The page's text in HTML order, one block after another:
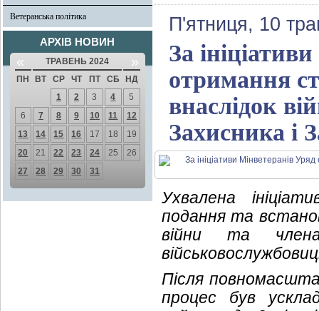
Ветеранська політика
АРХІВ НОВИН
« ТРАВЕНЬ 2024 »
ПН ВТ СР ЧТ ПТ СБ
НД
1
2 3 4
5
6
7 8 9 10 11
12
13
14 15 16 17 18
19
20
21 22 23 24 25
26
27
28 29 30 31
П'ятниця, 10
За
отримання
внаслідок
Захисника і
Ухвалена
подання та
війни та
Після
процес був